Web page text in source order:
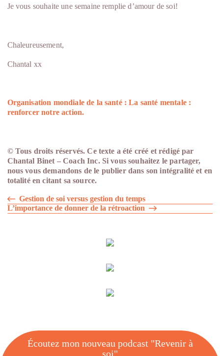
Je vous souhaite une semaine remplie d’amour de soi!
Chaleureusement,
Chantal xx
Organisation mondiale de la santé : La santé mentale :
renforcer notre action.
© Tous droits réservés. Ce texte a été créé et rédigé par
Chantal Binet – Coach Inc. Si vous souhaitez le partager,
nous vous demandons de le publier dans son intégralité et en
totalité en citant sa source.
Navigation
de
Gestion de soi versus gestion du temps
L’importance de donner de la rétroaction
Écoutez mon nouveau podcast "Revenir à
soi"